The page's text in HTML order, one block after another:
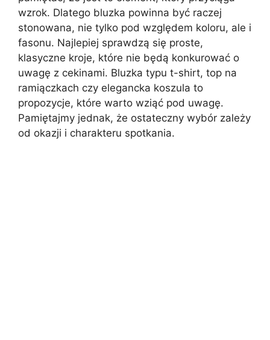
wzrok. Dlatego bluzka powinna być raczej
stonowana, nie tylko pod względem koloru, ale i
fasonu. Najlepiej sprawdzą się proste,
klasyczne kroje, które nie będą konkurować o
uwagę z cekinami. Bluzka typu t-shirt, top na
ramiączkach czy elegancka koszula to
propozycje, które warto wziąć pod uwagę.
Pamiętajmy jednak, że ostateczny wybór zależy
od okazji i charakteru spotkania.